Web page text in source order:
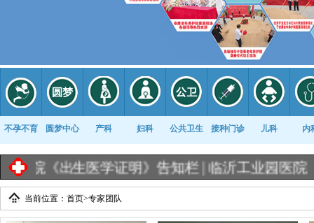
不孕不育 圆梦中心 产科 妇科 公共卫生 接种门诊 儿科 内
康复科
《出生医学证明》告知栏 |临沂工业园医院《出
当前位置： 首页>专家团队